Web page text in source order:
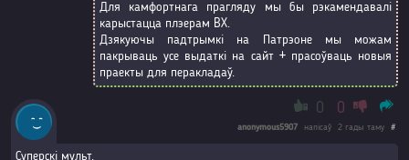
Для камфортнага прагляду мы бы рэкамендавалі
карыстацца плэерам BX.
Дзякуючы падтрымкі на Патрэоне мы можам
пакрываць усе выдаткі на сайт + прасоўваць новыя
праекты для перакладаў.
0 0
anonymous5907 напісаў 2 гады таму #
Суперскі мульт.